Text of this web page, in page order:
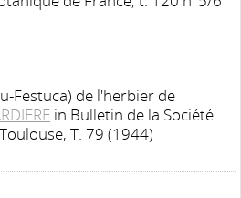
Festuca) de l'herbier de
in Bulletin de la Société
T. 79 (1944)